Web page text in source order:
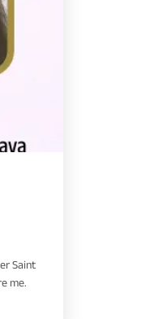
Saint
me.